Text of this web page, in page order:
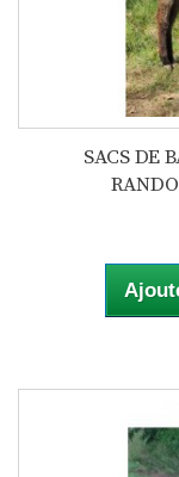
SACS DE